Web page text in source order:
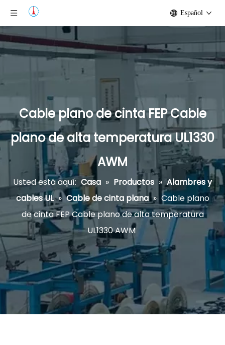
Español
Cable plano de cinta FEP Cable
plano de alta temperatura UL1330
AWM
Usted está aquí: Casa » Productos » Alambres y
cables UL » Cable de cinta plana » Cable plano
de cinta FEP Cable plano de alta temperatura
UL1330 AWM